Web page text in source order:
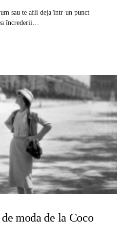
sau te afli deja într-un punct
încrederii…
moda de la Coco